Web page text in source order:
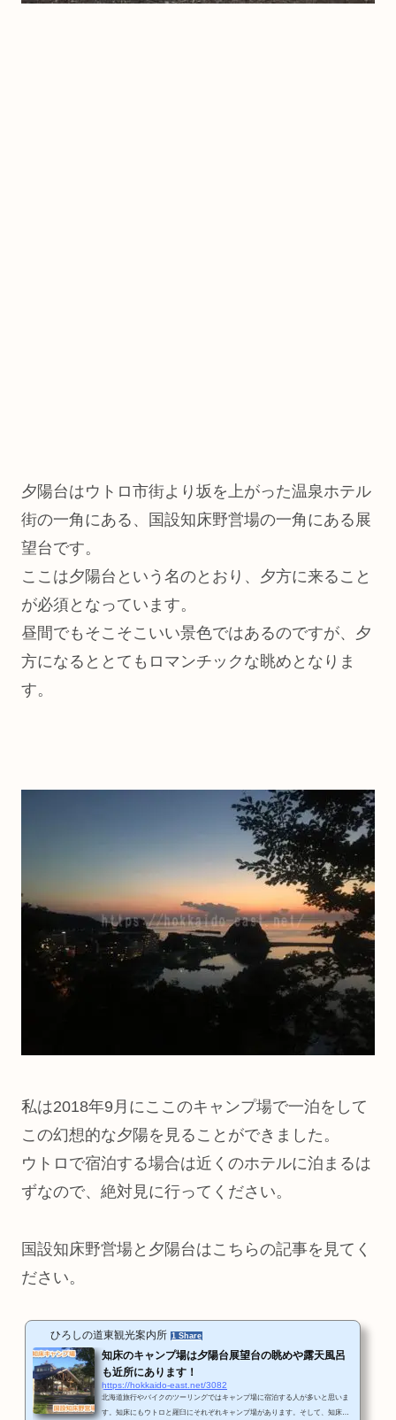
夕陽台はウトロ市街より坂を上がった温泉ホテル
街の一角にある、国設知床野営場の一角にある展
望台です。
ここは夕陽台という名のとおり、夕方に来ること
が必須となっています。
昼間でもそこそこいい景色ではあるのですが、夕
方になるととてもロマンチックな眺めとなりま
す。
私は2018年9月にここのキャンプ場で一泊をして
この幻想的な夕陽を見ることができました。
ウトロで宿泊する場合は近くのホテルに泊まるは
ずなので、絶対見に行ってください。
国設知床野営場と夕陽台はこちらの記事を見てく
ださい。
ひろしの道東観光案内所 1 Share
知床のキャンプ場は夕陽台展望台の眺めや露天風呂
も近所にあります！
https://hokkaido-east.net/3082
北海道旅行やバイクのツーリングではキャンプ場に宿泊する人が多いと思いま
す。知床にもウトロと羅臼にそれぞれキャンプ場があります。そして、知床八